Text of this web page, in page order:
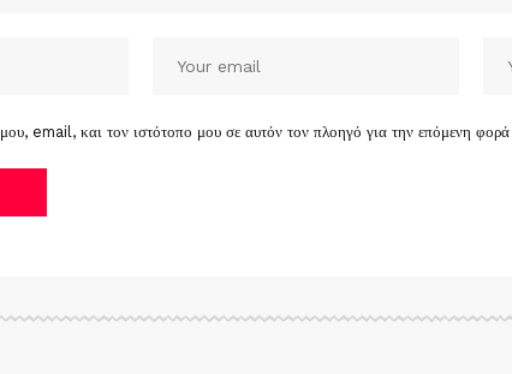
email, και τον ιστότοπο μου σε αυτόν τον πλοηγό για την επόμενη